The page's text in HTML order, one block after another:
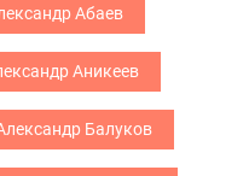
Абаев
Аникеев
Балуков